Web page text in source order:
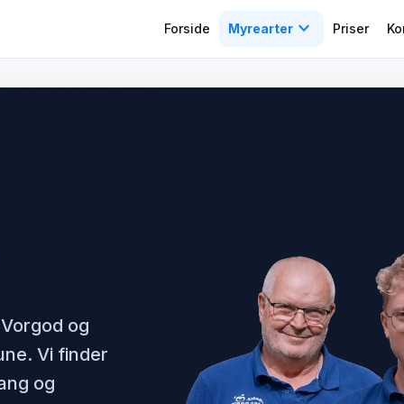
Forside Myrearter expand_more Priser
og
Vi finder
og